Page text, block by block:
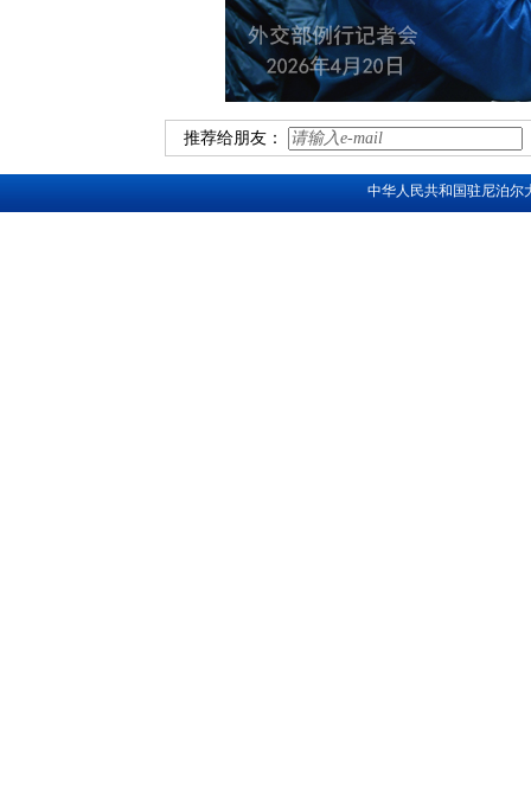
推荐给朋友：
中华人民共和国驻尼泊尔